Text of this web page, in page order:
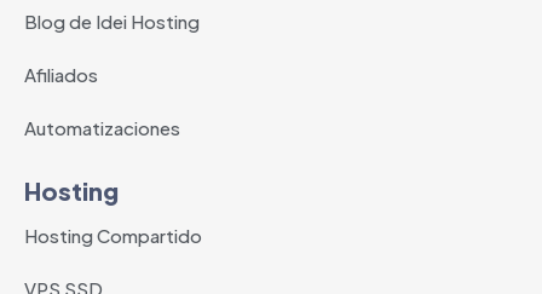
Blog de Idei Hosting
Afiliados
Automatizaciones
Hosting
Hosting Compartido
VPS SSD